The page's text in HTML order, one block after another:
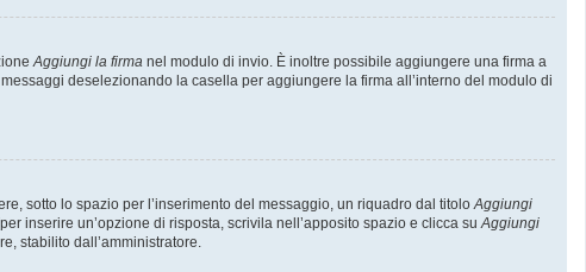
Aggiungi la firma nel modulo di invio. È inoltre possibile aggiungere una firma a
deselezionando la casella per aggiungere la firma all’interno del modulo di
sotto lo spazio per l’inserimento del messaggio, un riquadro dal titoloAggiungi
inserire un’opzione di risposta, scrivila nell’apposito spazio e clicca suAggiungi
stabilito dall’amministratore.